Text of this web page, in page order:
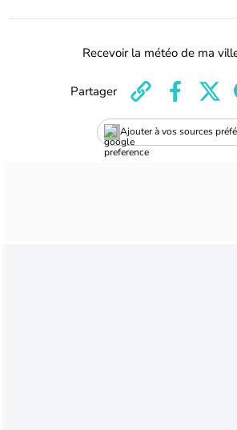
Recevoir la météo de ma
Ajouter à vos sources
Partager